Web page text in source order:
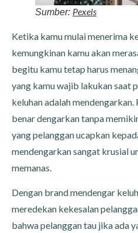
Sumber: Pexels
Ketika kamu mulai menerima
kemungkinan kamu akan
begitu kamu tetap harus
yang kamu wajib lakukan saat
keluhan adalah
benar dengarkan tanpa
yang pelanggan ucapkan
mendengarkan sangat krusial
memanas.
Dengan brand mendengar
meredekan kekesalan
bahwa pelanggan tau jika ada